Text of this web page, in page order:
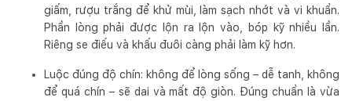
giấm, rượu trắng để khử mùi, làm sạch nhớt và vi khuẩn.
Phần lòng phải được lộn ra lộn vào, bóp kỹ nhiều lần.
Riêng se điếu và khấu đuôi càng phải làm kỹ hơn.
Luộc đúng độ chín: không để lòng sống – dễ tanh, không
để quá chín – sẽ dai và mất độ giòn. Đúng chuẩn là vừa